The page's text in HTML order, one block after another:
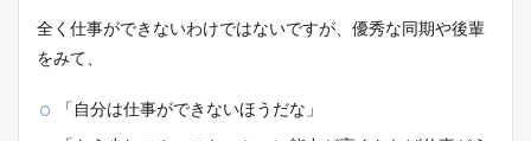
全く仕事ができないわけではないですが、優秀な同期や後輩
をみて、
「自分は仕事ができないほうだな」